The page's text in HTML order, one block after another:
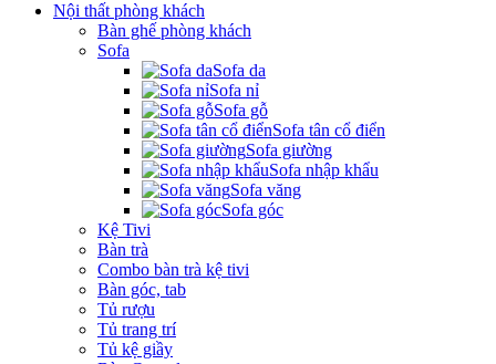
Nội thất phòng khách
Bàn ghế phòng khách
Sofa
Sofa da
Sofa nỉ
Sofa gỗ
Sofa tân cổ điển
Sofa giường
Sofa nhập khẩu
Sofa văng
Sofa góc
Kệ Tivi
Bàn trà
Combo bàn trà kệ tivi
Bàn góc, tab
Tủ rượu
Tủ trang trí
Tủ kệ giầy